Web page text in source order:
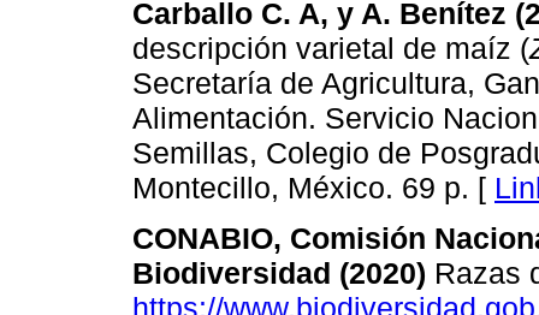
Carballo C. A, y A. Benítez
descripción varietal de maíz (
Secretaría de Agricultura,
Alimentación. Servicio
Semillas, Colegio de
Montecillo, México. 69 p. [
CONABIO, Comisión
Biodiversidad (2020) Razas
https://